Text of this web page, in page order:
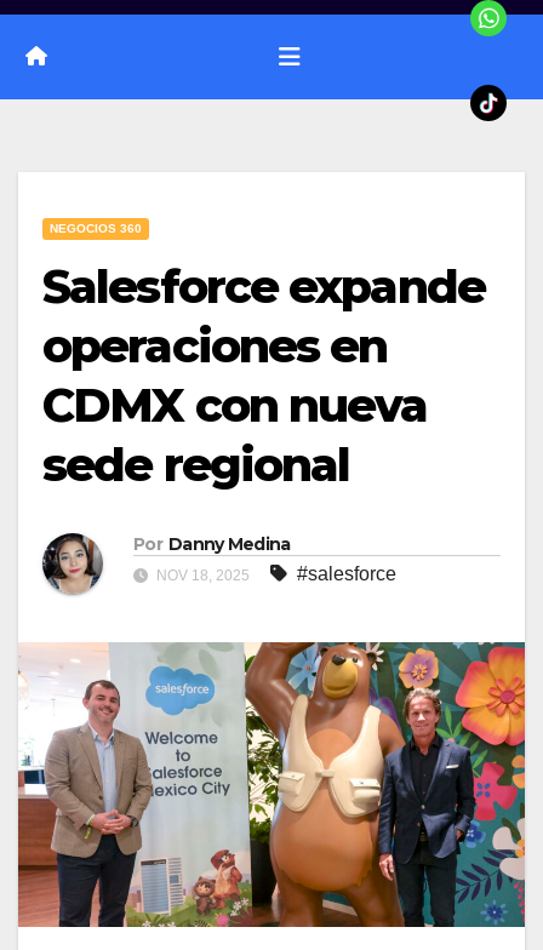
NEGOCIOS 360
Salesforce expande
operaciones en
CDMX con nueva
sede regional
Por Danny Medina
NOV 18, 2025 #salesforce